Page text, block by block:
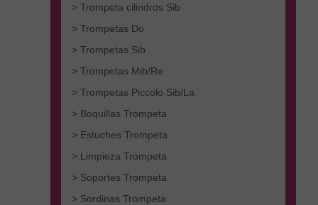
> Trompeta cilindros Sib
> Trompetas Do
> Trompetas Sib
> Trompetas Mib/Re
> Trompetas Piccolo Sib/La
> Boquillas Trompeta
> Estuches Trompeta
> Limpieza Trompeta
> Soportes Trompeta
> Sordinas Trompeta